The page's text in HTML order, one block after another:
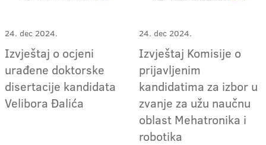
24. dec 2024.
Izvještaj o ocjeni
urađene doktorske
disertacije kandidata
Velibora Đalića
24. dec 2024.
Izvještaj Komisije o
prijavljenim
kandidatima za izbor u
zvanje za užu naučnu
oblast Mehatronika i
robotika